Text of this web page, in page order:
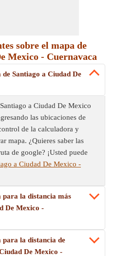
sobre el mapa de
Mexico - Cuernavaca
Santiago a Ciudad De
a Ciudad De Mexico
las ubicaciones de
de la calculadora y
mapa. ¿Quieres saber las
de google? ¡Usted puede
a Ciudad De Mexico -
para la distancia más
De Mexico -
para la distancia de
De Mexico -